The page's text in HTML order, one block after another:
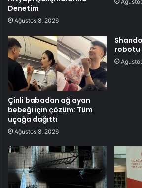
Denetim
Ağustos 8, 2026
Çinli babadan ağlayan
bebeği için çözüm: Tüm
uçağa dağıttı
Ağustos 8, 2026
robotu